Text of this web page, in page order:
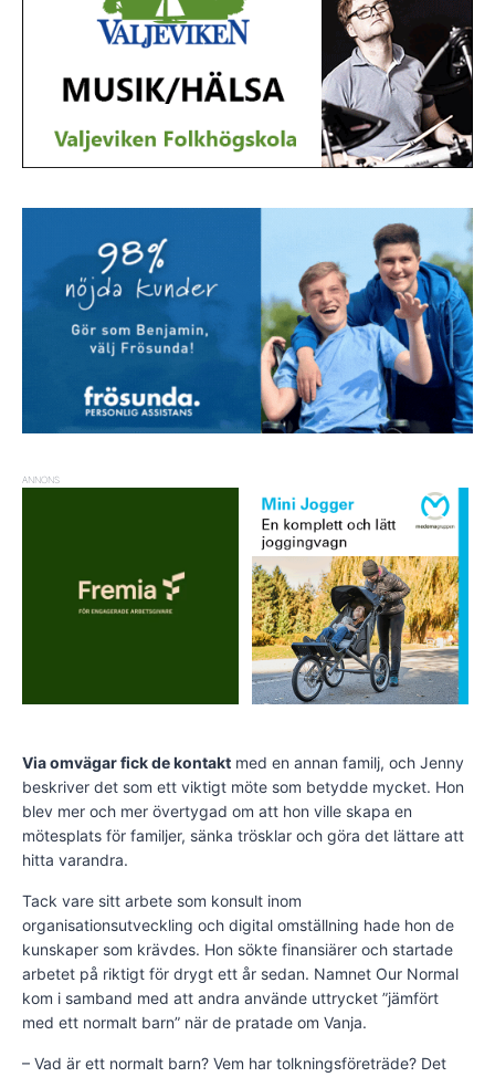
ANNONS
Via omvägar fick de kontakt med en annan familj, och Jenny
beskriver det som ett viktigt möte som betydde mycket. Hon
blev mer och mer övertygad om att hon ville skapa en
mötesplats för familjer, sänka trösklar och göra det lättare att
hitta varandra.
Tack vare sitt arbete som konsult inom
organisationsutveckling och digital omställning hade hon de
kunskaper som krävdes. Hon sökte finansiärer och startade
arbetet på riktigt för drygt ett år sedan. Namnet Our Normal
kom i samband med att andra använde uttrycket ”jämfört
med ett normalt barn” när de pratade om Vanja.
– Vad är ett normalt barn? Vem har tolkningsföreträde? Det